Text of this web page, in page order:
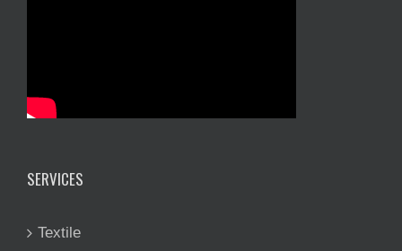
SERVICES
Textile